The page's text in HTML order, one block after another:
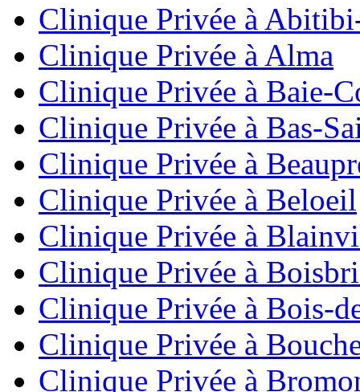
Clinique Privée à
Clinique Privée à Alma
Clinique Privée à Baie-
Clinique Privée à Bas-
Clinique Privée à
Clinique Privée à Beloeil
Clinique Privée à
Clinique Privée à
Clinique Privée à Bois-
Clinique Privée à
Clinique Privée à